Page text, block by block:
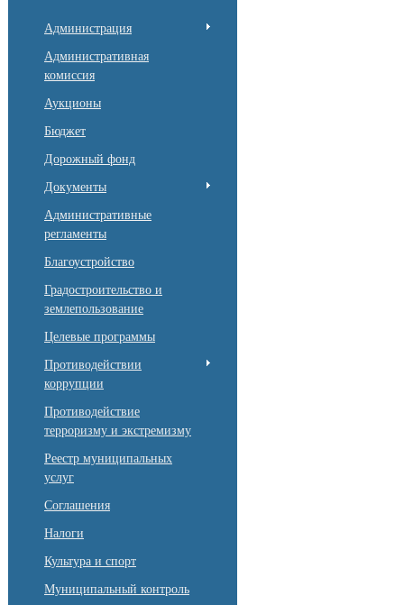
Администрация
Административная
комиссия
Аукционы
Бюджет
Дорожный фонд
Документы
Административные
регламенты
Благоустройство
Градостроительство и
землепользование
Целевые программы
Противодействии
коррупции
Противодействие
терроризму и экстремизму
Реестр муниципальных
услуг
Соглашения
Налоги
Культура и спорт
Муниципальный контроль